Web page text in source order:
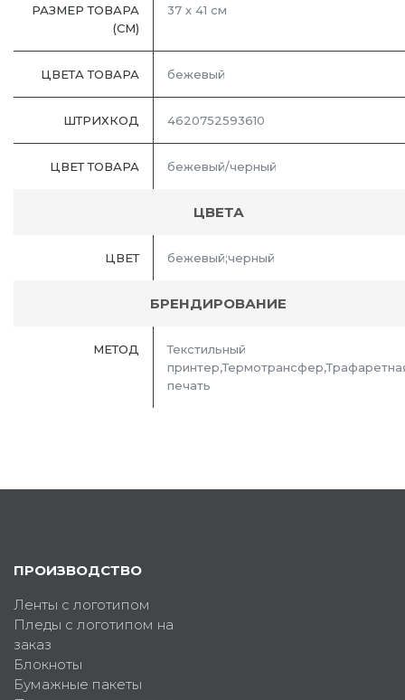
РАЗМЕР ТОВАРА
(СМ)
37 х 41 см
ЦВЕТА ТОВАРА бежевый
ШТРИХКОД 4620752593610
ЦВЕТ ТОВАРА бежевый/черный
ЦВЕТА
ЦВЕТ бежевый;черный
БРЕНДИРОВАНИЕ
МЕТОД
Текстильный
печать
ПРОИЗВОДСТВО
Ленты с логотипом
Пледы с логотипом на
заказ
Блокноты
Бумажные пакеты